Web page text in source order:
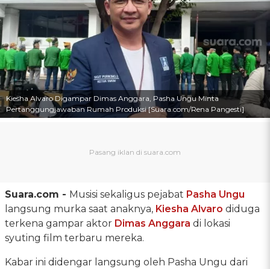
Kiesha Alvaro Digampar Dimas Anggara, Pasha Ungu Minta
Pertanggungjawaban Rumah Produksi [Suara.com/Rena Pangesti]
Suara.com - Musisi sekaligus pejabat Pasha Ungu
langsung murka saat anaknya, Kiesha Alvaro diduga
terkena gampar aktor Dimas Anggara di lokasi
syuting film terbaru mereka.
Kabar ini didengar langsung oleh Pasha Ungu dari